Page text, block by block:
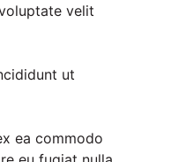
velit
ut
ea commodo